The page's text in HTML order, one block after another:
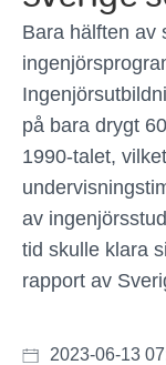
Bara hälften av
på bara drygt
1990-talet,
av
tid skulle klara
rapport av
2023-06-13